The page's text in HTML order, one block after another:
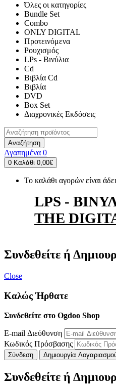
Όλες οι κατηγορίες
Bundle Set
Combo
ONLY DIGITAL
Προτεινόμενα
Ρουχισμός
LPs - Βινύλια
Cd
Βιβλία Cd
Βιβλία
DVD
Box Set
Διαχρονικές Εκδόσεις
Αναζήτηση
Αγαπημένα 0
0 Καλάθι 0,00€
Το καλάθι αγορών είναι
LPS -
THE
Συνδεθείτε ή
Close
Καλώς Ήρθατε
Συνδεθείτε στο Ogdoo Shop
E-mail Διεύθυνση
Κωδικός Πρόσβασης
Σύνδεση Δημιουργία
Συνδεθείτε ή